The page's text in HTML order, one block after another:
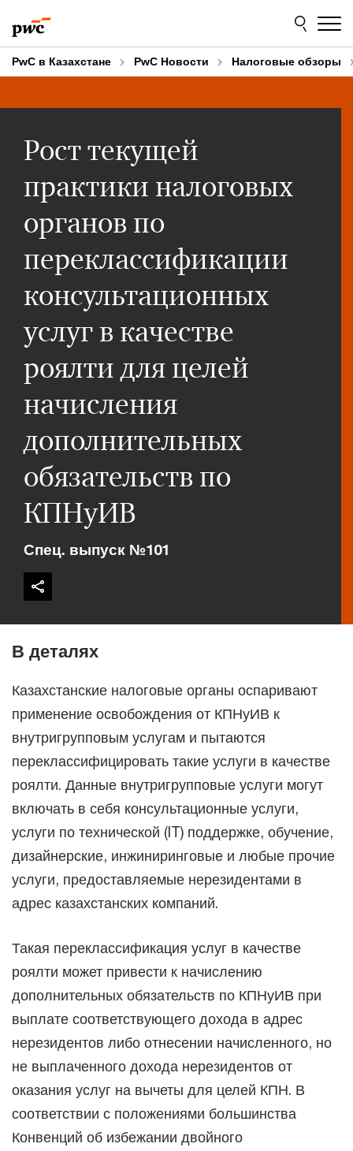
to
content
to
footer
PwC в Казахстане PwC Новости Налоговые обзоры
Рост текущей
практики налоговых
органов по
переклассификации
консультационных
услуг в качестве
роялти для целей
начисления
дополнительных
обязательств по
КПНуИВ
Спец. выпуск №101
В деталях
Казахстанские налоговые органы оспаривают
применение освобождения от КПНуИВ к
внутригрупповым услугам и пытаются
переклассифицировать такие услуги в качестве
роялти. Данные внутригрупповые услуги могут
включать в себя консультационные услуги,
услуги по технической (IT) поддержке, обучение,
дизайнерские, инжиниринговые и любые прочие
услуги, предоставляемые нерезидентами в
адрес казахстанских компаний.
Такая переклассификация услуг в качестве
роялти может привести к начислению
дополнительных обязательств по КПНуИВ при
выплате соответствующего дохода в адрес
нерезидентов либо отнесении начисленного, но
не выплаченного дохода нерезидентов от
оказания услуг на вычеты для целей КПН. В
соответствии с положениями большинства
Конвенций об избежании двойного